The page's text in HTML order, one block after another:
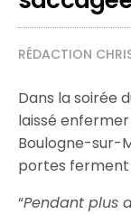
RÉDACTION
Dans la soirée
laissé
Boulogne-sur-
portes ferment
“Pendant plus